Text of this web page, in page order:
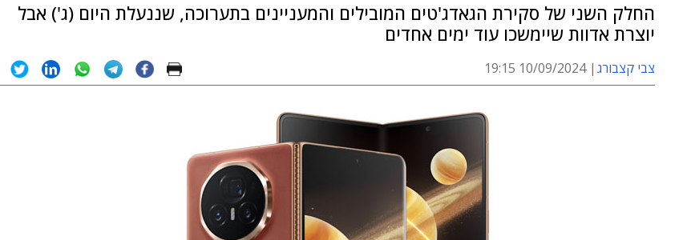
החלק השני של סקירת הגאדג'טים המובילים והמעניינים בתערוכה, שננעלת היום (ג') אבל
יוצרת אדוות שיימשכו עוד ימים אחדים
צבי קצבורג 10/09/2024 19:15